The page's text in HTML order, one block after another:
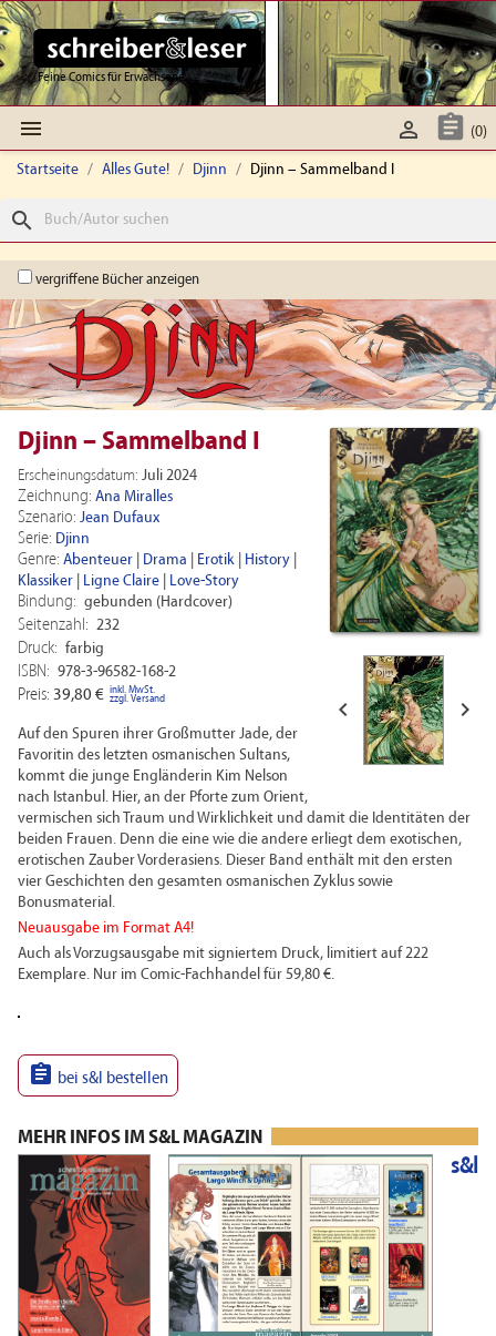
Feine Comics für Erwachsene
  (0)

Startseite Alles Gute! Djinn Djinn – Sammelband I
search
vergriffene Bücher anzeigen
 
Djinn – Sammelband I
Erscheinungsdatum: Juli 2024
Zeichnung: Ana Miralles
Szenario: Jean Dufaux
Serie: Djinn
Genre: Abenteuer Drama Erotik History
Klassiker
Ligne Claire Love-Story
Bindung: gebunden (Hardcover)
Seitenzahl: 232
Druck: farbig
ISBN: 978-3-96582-168-2
Preis: 39,80 € inkl. MwSt.
zzgl. Versand
Auf den Spuren ihrer Großmutter Jade, der
Favoritin des letzten osmanischen Sultans,
kommt die junge Engländerin Kim Nelson
nach Istanbul. Hier, an der Pforte zum Orient,
vermischen sich Traum und Wirklichkeit und damit die Identitäten der
beiden Frauen. Denn die eine wie die andere erliegt dem exotischen,
erotischen Zauber Vorderasiens. Dieser Band enthält mit den ersten
vier Geschichten den gesamten osmanischen Zyklus sowie
Bonusmaterial.
Neuausgabe im Format A4!
Auch als Vorzugsausgabe mit signiertem Druck, limitiert auf 222
Exemplare. Nur im Comic-Fachhandel für 59,80 €.
 bei s&l bestellen
MEHR INFOS IM S&L MAGAZIN
s&l